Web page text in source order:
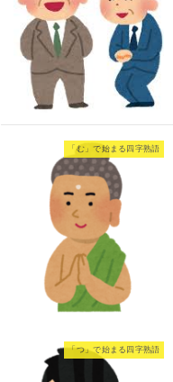
「む」で始まる四字熟語
「つ」で始まる四字熟語